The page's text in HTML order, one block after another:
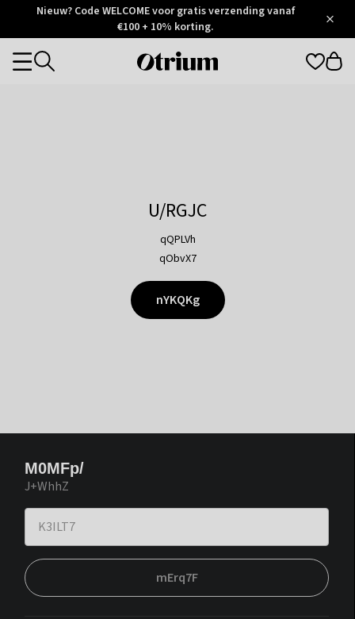
Otrium
Trustpilot
Nieuw? Code WELCOME voor gratis verzending vanaf
€100 + 10% korting.
Otrium
Categories
U/RGJC
qQPLVh
qObvX7
nYKQKg
M0MFp/
J+WhhZ
mErq7F